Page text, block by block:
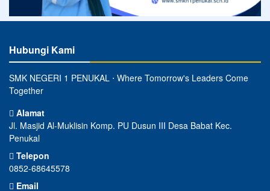
Hubungi Kami
SMK NEGERI 1 PENUKAL ⋅ Where Tomorrow's Leaders Come
Together
Alamat
Jl. Masjid Al-Muklisin Komp. PU Dusun III Desa Babat Kec.
Penukal
Telepon
0852-68645578
Email